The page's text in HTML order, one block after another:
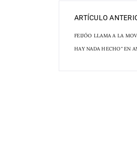
ARTÍCULO
FEIJÓO LLAMA A LA
HAY NADA HECHO" EN